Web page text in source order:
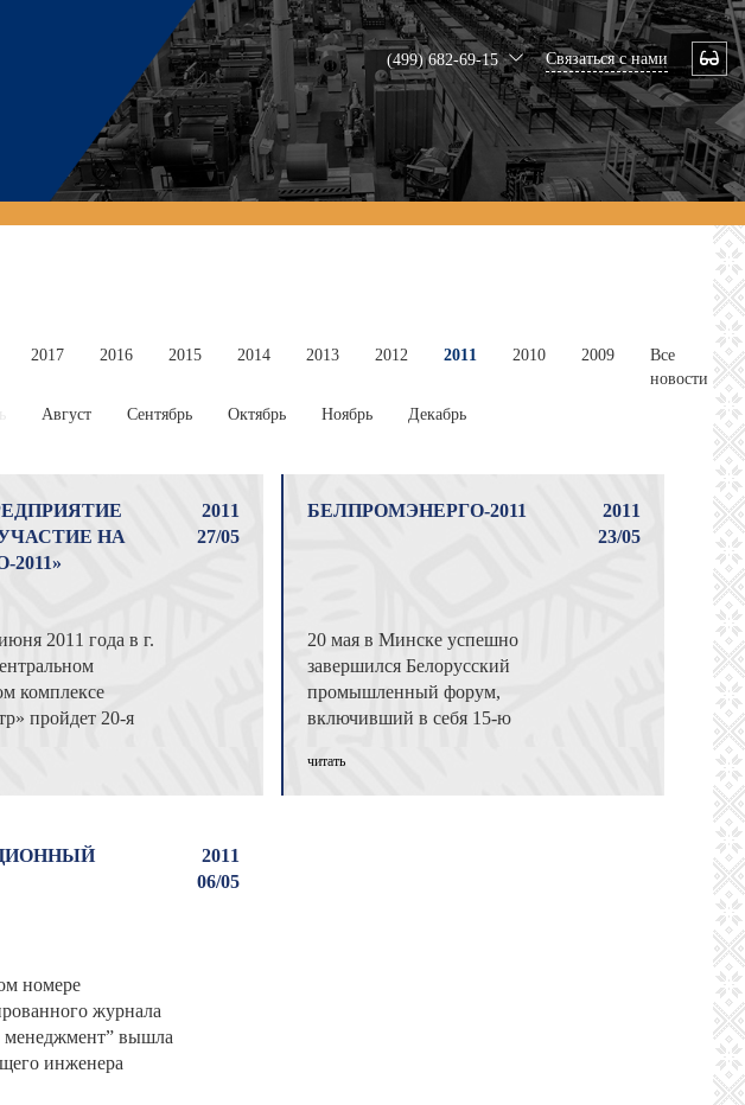
(499) 682-69-15 Связаться с нами
2017 2016 2015 2014 2013 2012 2011 2010 2009
Все
новости
Август Сентябрь Октябрь Ноябрь Декабрь
НА
2011»
2011
27/05
2011 года в г.
комплексе
пройдет 20-я
для энергети
БЕЛПРОМЭНЕРГО-2011
2011
23/05
20 мая в Минске успешно
завершился Белорусский
промышленный форум,
включивший в себя 15-ю
специализированную выставку
«БЕЛПРОМЭНЕРГО — 2011» ...
читать
2011
06/05
номере
журнала
менеджмент” вышла
инженера